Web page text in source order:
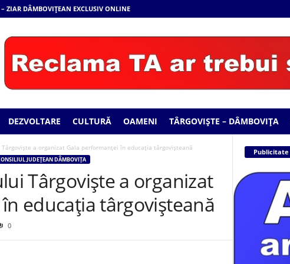
– ZIAR DÂMBOVIȚEAN EXCLUSIV ONLINE
DEZVOLTARE CULTURĂ OAMENI TÂRGOVIȘTE – DÂMBOVIȚA
a organizat Gala performanței în educația târgovișteană
JUDEȚEAN DÂMBOVIȚA
Târgoviște a organizat
educația târgovișteană
0
Publicitate